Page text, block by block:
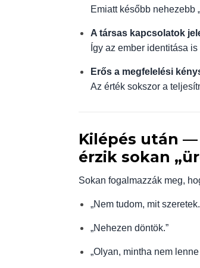
Emiatt később nehezebb
A társas kapcsolatok
Így az ember identitása
Erős a megfelelési
Az érték sokszor a
Kilépés után
érzik sokan
Sokan fogalmazzák meg,
„Nem tudom, mit
„Nehezen döntök.”
„Olyan, mintha nem